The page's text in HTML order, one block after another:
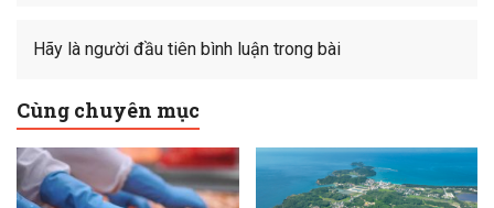
Hãy là người đầu tiên bình luận trong bài
Cùng chuyên mục